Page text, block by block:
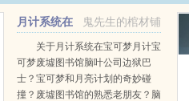
鬼先生的棺材铺
月计系统在
宝可梦关于月计系统在宝可梦月计宝
可梦废墟图书馆脑叶公司边狱巴
士？宝可梦和月亮计划的奇妙碰
撞？废墟图书馆的熟悉老朋友？脑